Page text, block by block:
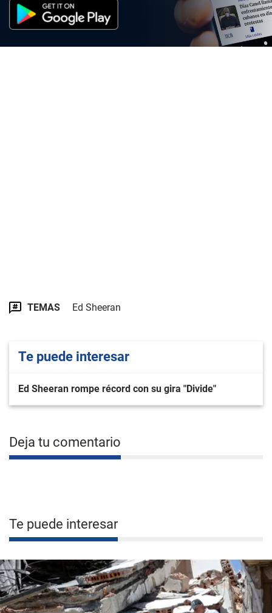
TEMAS Ed Sheeran
Te puede interesar
Ed Sheeran rompe récord con su gira "Divide"
Deja tu comentario
Te puede interesar